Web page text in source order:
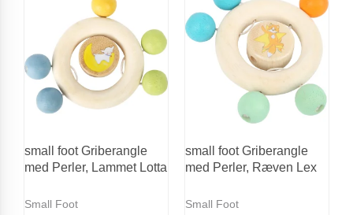
small foot Griberangle
med Perler, Lammet Lotta
Small Foot
small foot Griberangle
med Perler, Ræven Lex
Small Foot